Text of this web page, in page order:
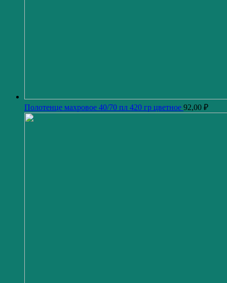
Полотенце махровое 40/70 пл 420 гр цветное 92,00 ₽